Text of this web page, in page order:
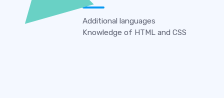
Additional languages
Knowledge of HTML and CSS